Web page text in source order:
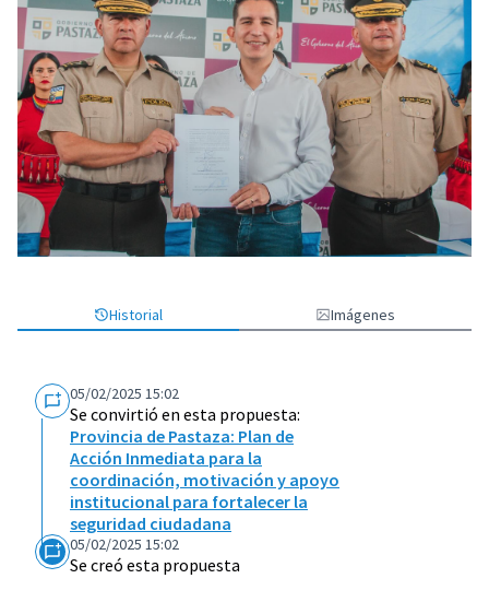
Historial Imágenes
05/02/2025 15:02
Se convirtió en esta propuesta:
Provincia de Pastaza: Plan de
Acción Inmediata para la
coordinación, motivación y apoyo
institucional para fortalecer la
seguridad ciudadana
05/02/2025 15:02
Se creó esta propuesta